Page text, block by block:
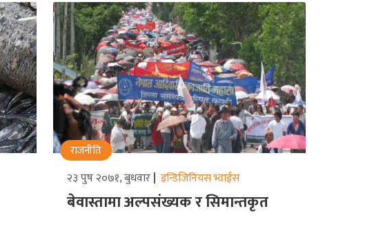
राजनीति
२३ पुष २०७१, बुधवार इन्डिजिनियस भ्वाईस
बेवास्तामा अल्पसंख्यक र सिमान्तकृत